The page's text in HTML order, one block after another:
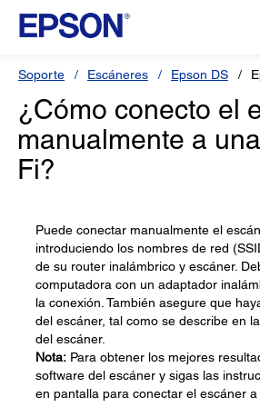
Soporte Escáneres Epson DS
¿Cómo conecto el
manualmente a
Fi?
Puede conectar manualmente el
introduciendo los nombres de red
de su router inalámbrico y escáner.
computadora con un adaptador
la conexión. También asegure que
del escáner, tal como se describe en
del escáner.
Nota: Para obtener los mejores
software del escáner y sigas las
en pantalla para conectar el escáner a